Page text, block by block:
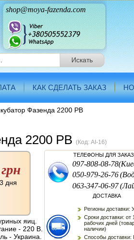
shop@moya-fazenda.com
КАК СДЕЛАТЬ ЗАКАЗ
Фазенда 2200 РВ
2200 РВ(Код:AI-16)
дня
яиц.
- 220 В.
- Украина.
ТЕЛЕФОНЫ ДЛЯ
097-808-08-78
050-979-26-76
063-347-06-97
ДОСТАВКА
Регионы доставки:
Сроки доставки: от
рабочих дней
наличии)
Способы доставки: